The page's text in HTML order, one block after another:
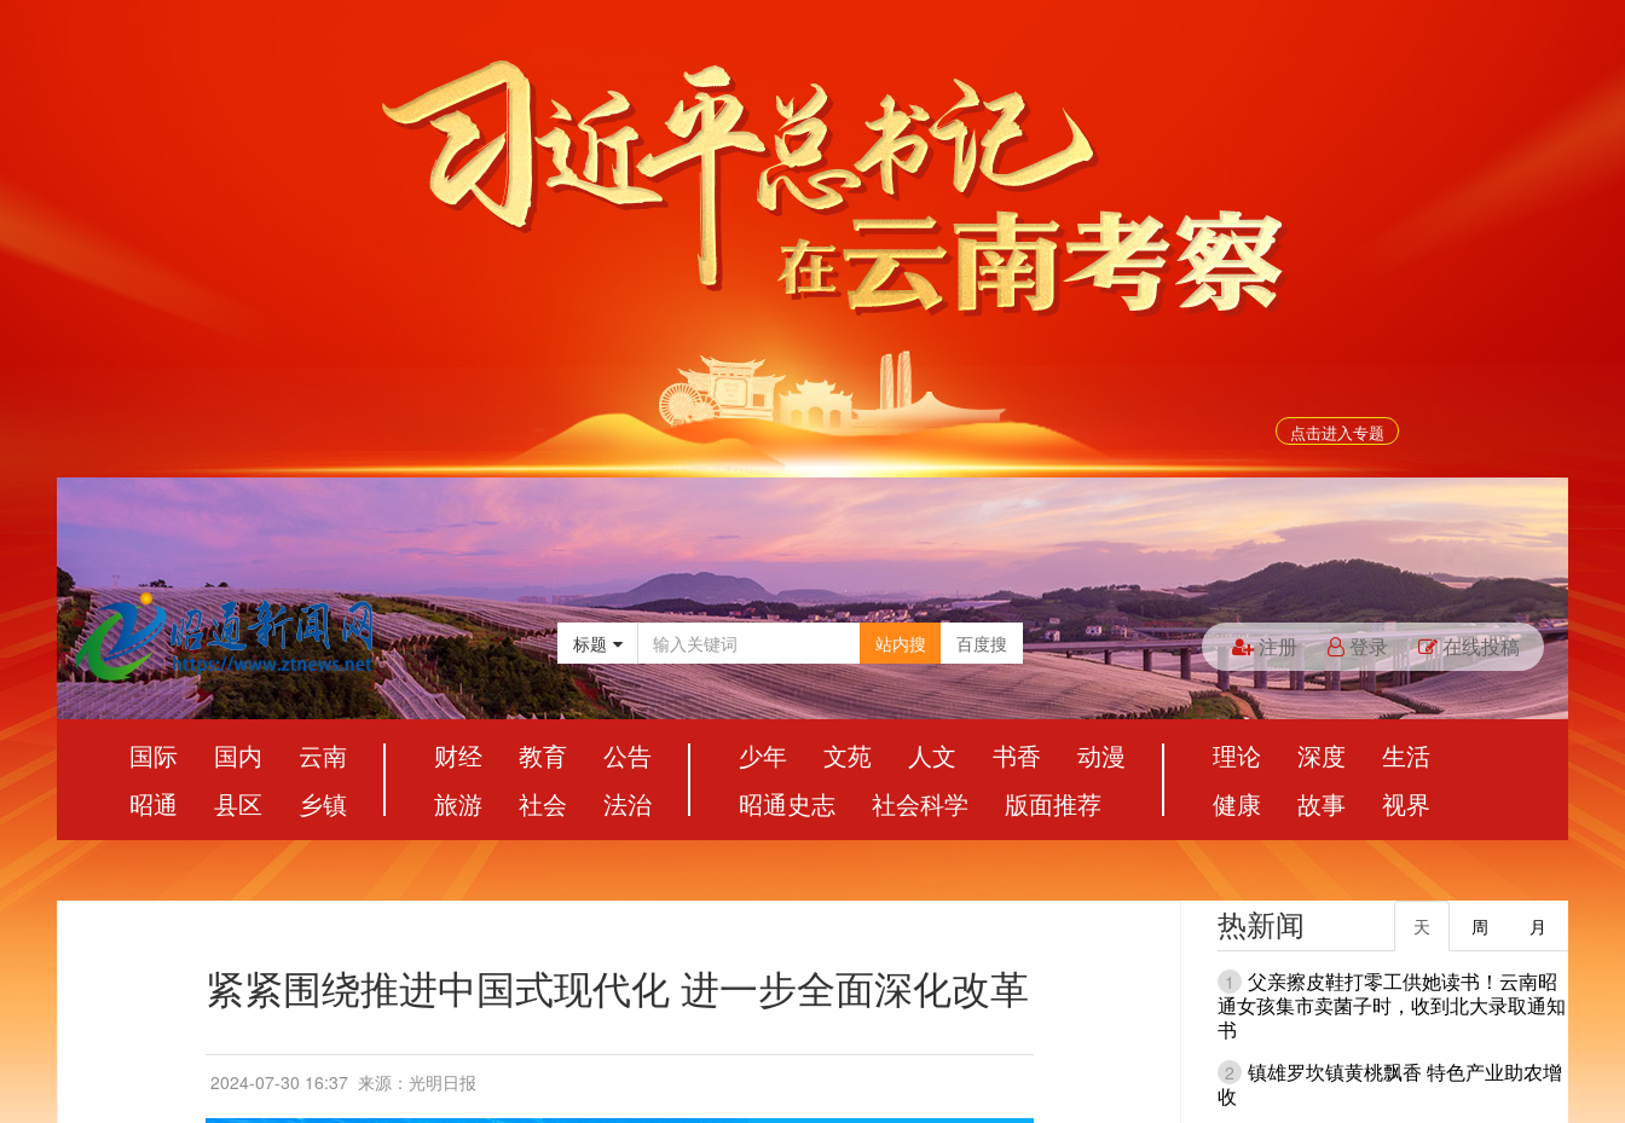
点击进入专题
标题 站内搜 百度搜 注册 登录 在线投稿
国际 国内
云南
昭通
县区 乡镇
财经 教育
公告
旅游
社会 法治
少年 文苑 人文 书香
动漫
昭通史志
社会科学 版面推荐
理论 深度
生活
健康
故事 视界
紧紧围绕推进中国式现代化 进一步全面深化改革
2024-07-30 16:37 来源：光明日报
热新闻 月
周
天
1
父亲擦皮鞋打零工供她读书！云南昭
通女孩集市卖菌子时，收到北大录取通知
书
2 镇雄罗坎镇黄桃飘香 特色产业助农增
收